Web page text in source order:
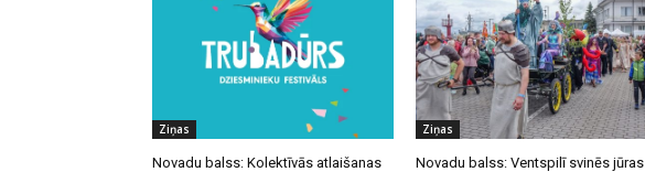
Ziņas
Novadu balss: Kolektīvās atlaišanas
Ziņas
Novadu balss: Ventspilī svinēs jūras